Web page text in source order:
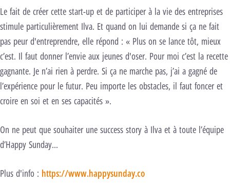
Le fait de créer cette start-up et de participer à la vie des entreprises
stimule particulièrement Ilva. Et quand on lui demande si ça ne fait
pas peur d'entreprendre, elle répond : « Plus on se lance tôt, mieux
c’est. Il faut donner l’envie aux jeunes d'oser. Pour moi c’est la recette
gagnante. Je n’ai rien à perdre. Si ça ne marche pas, j’ai a gagné de
l’expérience pour le futur. Peu importe les obstacles, il faut foncer et
croire en soi et en ses capacités ».
On ne peut que souhaiter une success story à Ilva et à toute l’équipe
d’Happy Sunday...
Plus d'info : https://www.happysunday.co